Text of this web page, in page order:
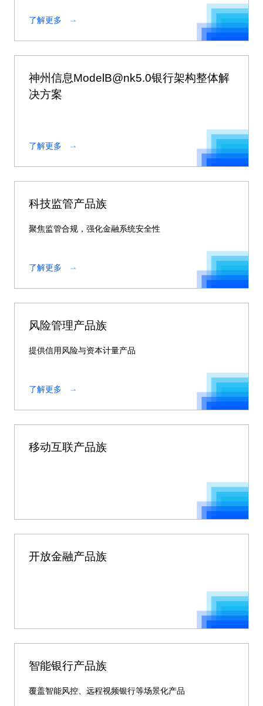
了解更多
神州信息ModelB@nk5.0银行架构整体解
决方案
了解更多
科技监管产品族
聚焦监管合规，强化金融系统安全性
了解更多
风险管理产品族
提供信用风险与资本计量产品
了解更多
移动互联产品族
开放金融产品族
智能银行产品族
覆盖智能风控、远程视频银行等场景化产品